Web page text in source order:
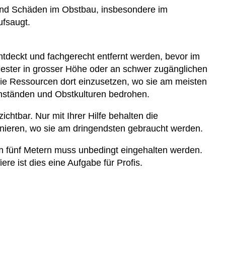
Schäden im Obstbau, insbesondere im
und fachgerecht entfernt werden, bevor im
in grosser Höhe oder an schwer zugänglichen
Ressourcen dort einzusetzen, wo sie am meisten
und Obstkulturen bedrohen.
Nur mit Ihrer Hilfe behalten die
wo sie am dringendsten gebraucht werden.
Metern muss unbedingt eingehalten werden.
ist dies eine Aufgabe für Profis.